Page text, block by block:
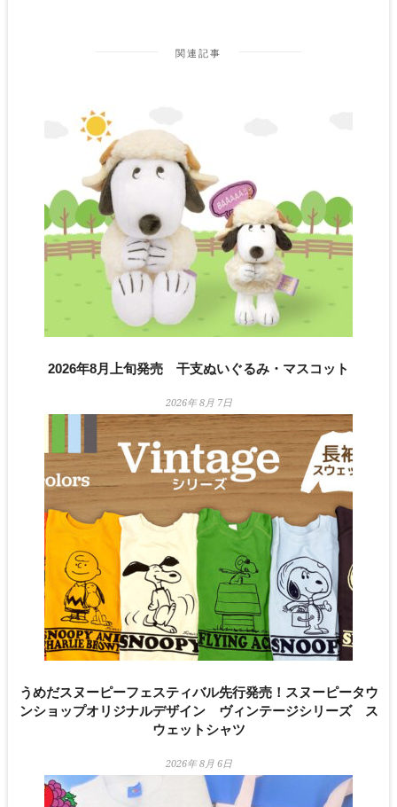
関連記事
2026年8月上旬発売 干支ぬいぐるみ・マスコット
2026年 8月 7日
うめだスヌーピーフェスティバル先行発売！スヌーピータウ
ンショップオリジナルデザイン ヴィンテージシリーズ ス
ウェットシャツ
2026年 8月 6日